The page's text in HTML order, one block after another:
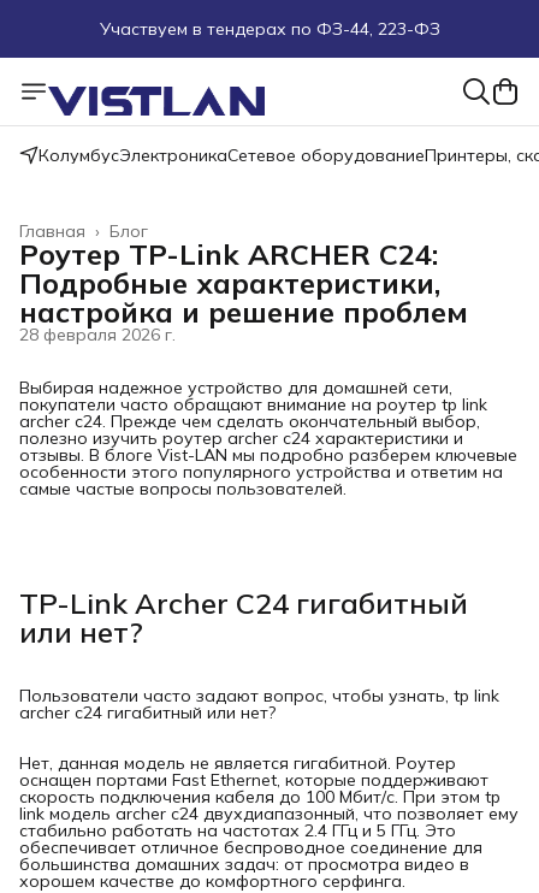
Участвуем в тендерах по ФЗ-44, 223-ФЗ
Поможем подобрать оборудование под ТЗ
Пуско-наладочные работы
Более 100 000 позиций в наличии и под заказ
КолумбусЭлектроникаСетевое оборудованиеПринтеры,
Блог
Главная ›
Роутер TP-Link ARCHER C24:
Подробные характеристики,
настройка и решение проблем
28 февраля 2026 г.
Выбирая надежное устройство для домашней сети,
покупатели часто обращают внимание на роутер tp link
archer c24. Прежде чем сделать окончательный выбор,
полезно изучить роутер archer c24 характеристики и
отзывы. В блоге Vist-LAN мы подробно разберем ключевые
особенности этого популярного устройства и ответим на
самые частые вопросы пользователей.
TP-Link Archer C24 гигабитный
или нет?
Пользователи часто задают вопрос, чтобы узнать, tp link
archer c24 гигабитный или нет?
Нет, данная модель не является гигабитной. Роутер
оснащен портами Fast Ethernet, которые поддерживают
скорость подключения кабеля до 100 Мбит/с. При этом tp
link модель archer c24 двухдиапазонный, что позволяет ему
стабильно работать на частотах 2.4 ГГц и 5 ГГц. Это
обеспечивает отличное беспроводное соединение для
большинства домашних задач: от просмотра видео в
хорошем качестве до комфортного серфинга.